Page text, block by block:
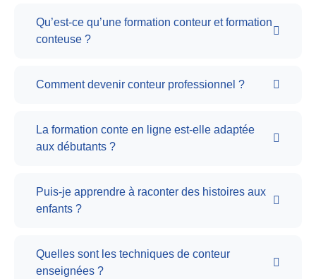
Qu’est-ce qu’une formation conteur et formation
conteuse ?
Comment devenir conteur professionnel ?
La formation conte en ligne est-elle adaptée
aux débutants ?
Puis-je apprendre à raconter des histoires aux
enfants ?
Quelles sont les techniques de conteur
enseignées ?